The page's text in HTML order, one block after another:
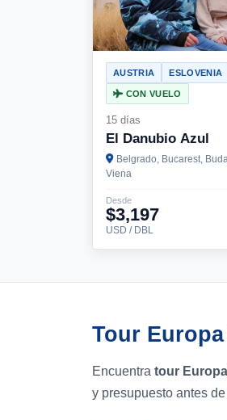
AUSTRIA ESLOVENIA
CON VUELO
15 días
El Danubio Azul
Belgrado, Bucarest,
Viena
Desde
$3,197
USD / DBL
Tour
Encuentra tour
y presupuesto antes de